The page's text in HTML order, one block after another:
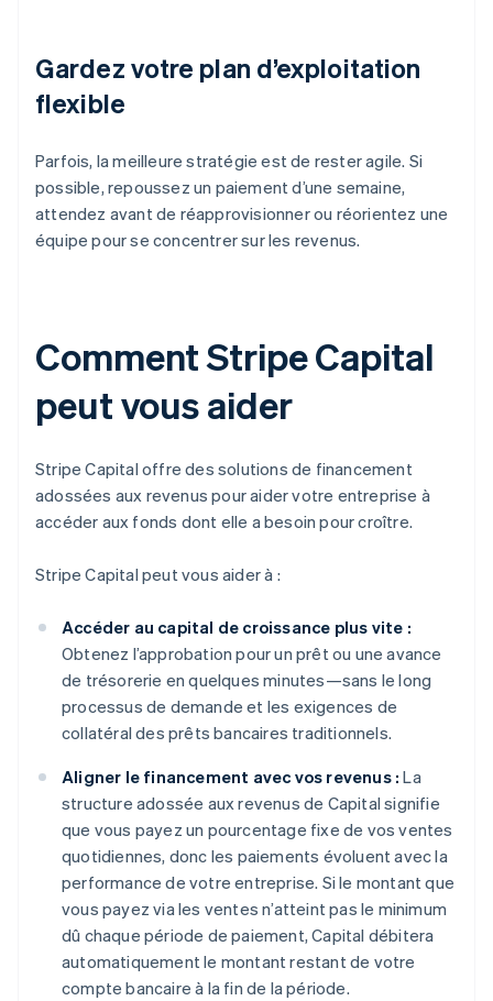
Gardez votre plan d’exploitation
flexible
Parfois, la meilleure stratégie est de rester agile. Si
possible, repoussez un paiement d’une semaine,
attendez avant de réapprovisionner ou réorientez une
équipe pour se concentrer sur les revenus.
Comment Stripe Capital
peut vous aider
Stripe Capital offre des solutions de financement
adossées aux revenus pour aider votre entreprise à
accéder aux fonds dont elle a besoin pour croître.
Stripe Capital peut vous aider à :
Accéder au capital de croissance plus vite :
Obtenez l’approbation pour un prêt ou une avance
de trésorerie en quelques minutes—sans le long
processus de demande et les exigences de
collatéral des prêts bancaires traditionnels.
Aligner le financement avec vos revenus : La
structure adossée aux revenus de Capital signifie
que vous payez un pourcentage fixe de vos ventes
quotidiennes, donc les paiements évoluent avec la
performance de votre entreprise. Si le montant que
vous payez via les ventes n’atteint pas le minimum
dû chaque période de paiement, Capital débitera
automatiquement le montant restant de votre
compte bancaire à la fin de la période.